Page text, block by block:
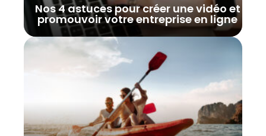
Nos 4 astuces pour créer une vidéo et
promouvoir votre entreprise en ligne